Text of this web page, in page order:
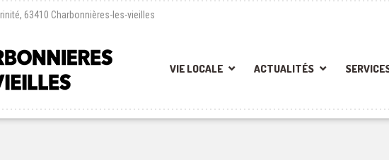
63410 Charbonnières-les-vieilles
VIE LOCALE ACTUALITÉS